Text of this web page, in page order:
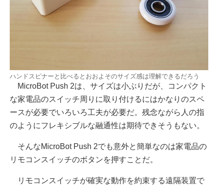
ハンドスピナーと比べるとおおよそのサイズ感は理解できるだろう
MicroBot Push 2は、サイズは小ぶりだが、コンパクト
な家電品のスイッチ周りに取り付けるにはかなりのスペ
ースが必要でいろいろ工夫が必要だ。残念ながら人の指
のようにフレキシブルな融通性は期待できそうもない。
そんなMicroBot Push 2でも意外と簡単なのは家電品の
リモコンスイッチのボタンを押すことだ。
リモコンスイッチが確実な動作を約束する遠隔装置で